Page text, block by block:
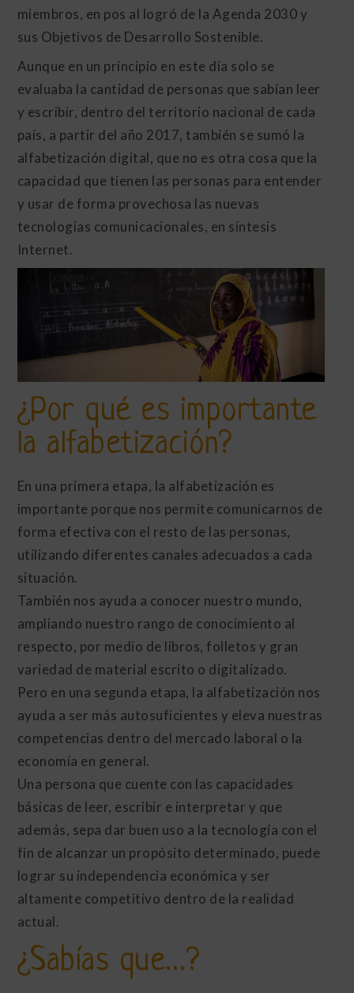
miembros, en pos al logró de la Agenda 2030 y
sus Objetivos de Desarrollo Sostenible.
Aunque en un principio en este día solo se
evaluaba la cantidad de personas que sabían leer
y escribir, dentro del territorio nacional de cada
país, a partir del año 2017, también se sumó la
alfabetización digital, que no es otra cosa que la
capacidad que tienen las personas para entender
y usar de forma provechosa las nuevas
tecnologías comunicacionales, en síntesis
Internet.
¿Por qué es importante
la alfabetización?
En una primera etapa, la alfabetización es
importante porque nos permite comunicarnos de
forma efectiva con el resto de las personas,
utilizando diferentes canales adecuados a cada
situación.
También nos ayuda a conocer nuestro mundo,
ampliando nuestro rango de conocimiento al
respecto, por medio de libros, folletos y gran
variedad de material escrito o digitalizado.
Pero en una segunda etapa, la alfabetización nos
ayuda a ser más autosuficientes y eleva nuestras
competencias dentro del mercado laboral o la
economía en general.
Una persona que cuente con las capacidades
básicas de leer, escribir e interpretar y que
además, sepa dar buen uso a la tecnología con el
fin de alcanzar un propósito determinado, puede
lograr su independencia económica y ser
altamente competitivo dentro de la realidad
actual.
¿Sabías que…?